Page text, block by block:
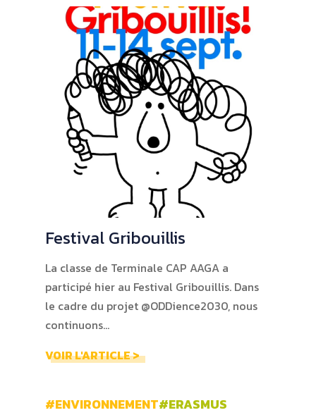
Festival Gribouillis
La classe de Terminale CAP AAGA a
participé hier au Festival Gribouillis. Dans
le cadre du projet @ODDience2030, nous
continuons…
VOIR L'ARTICLE >
#ENVIRONNEMENT#ERASMUS